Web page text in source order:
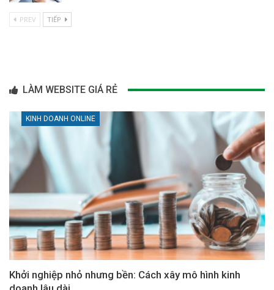
PREV TIẾP
LÀM WEBSITE GIÁ RẺ
KINH DOANH ONLINE
Khởi nghiệp nhỏ nhưng bền: Cách xây mô hình kinh